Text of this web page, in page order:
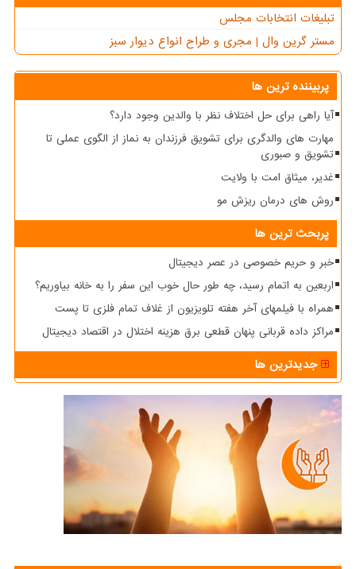
تبلیغات انتخابات مجلس
مستر گرین وال | مجری و طراح انواع دیوار سبز
پربیننده ترین ها
آیا راهی برای حل اختلاف نظر با والدین وجود دارد؟
مهارت های والدگری برای تشویق فرزندان به نماز از الگوی عملی تا
تشویق و صبوری
غدیر، میثاق امت با ولایت
روش های درمان ریزش مو
پربحث ترین ها
خبر و حریم خصوصی در عصر دیجیتال
اربعین به اتمام رسید، چه طور حال خوب این سفر را به خانه بیاوریم؟
همراه با فیلمهای آخر هفته تلویزیون از غلاف تمام فلزی تا پست
مراکز داده قربانی پنهان قطعی برق هزینه اختلال در اقتصاد دیجیتال
جدیدترین ها